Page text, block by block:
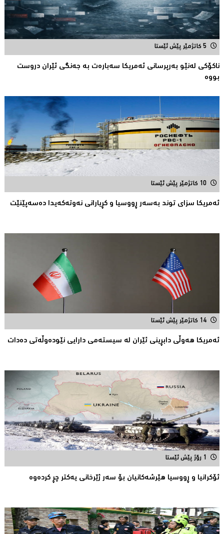
5 کاتژمێر پێش ئێستا
ناكۆكی لەنێو بەرپرسانى ئەمریكا سەبارەت بە جەنگی ئێران دروست
بووە
10 کاتژمێر پێش ئێستا
ئەمریكا سزای توند بەسەر ڕووسیا و كڕیارانی نەوتەكەیدا دەسەپێنێت
14 کاتژمێر پێش ئێستا
ئەمریکا هەوڵى دابڕینى ئێران لە سیستەمی دارایی نێودەوڵەتی دەدات
1 رۆژ پێش ئێستا
ئۆكرانیا و ڕووسیا هێرشەكانیان بۆ سەر ژێرخانی یەكتر چڕ كردەوە